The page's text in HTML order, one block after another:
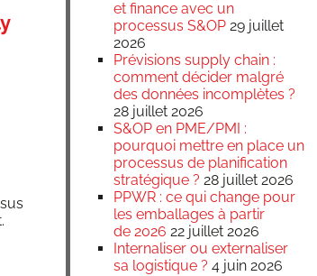
et finance avec un
processus S&OP 29 juillet
2026
Prévisions supply chain :
comment décider malgré
des données incomplètes ?
28 juillet 2026
S&OP en PME/PMI :
pourquoi mettre en place un
processus de planification
stratégique ? 28 juillet 2026
PPWR : ce qui change pour
les emballages à partir
de 2026 22 juillet 2026
Internaliser ou externaliser
sa logistique ? 4 juin 2026